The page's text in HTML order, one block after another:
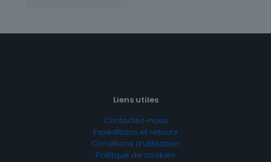
Liens utiles
Contactez-nous
Expéditions et retours
Conditions d’utilisation
Politique de cookies